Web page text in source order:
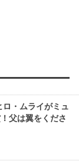
・ムライがミュ
父は翼をくださ